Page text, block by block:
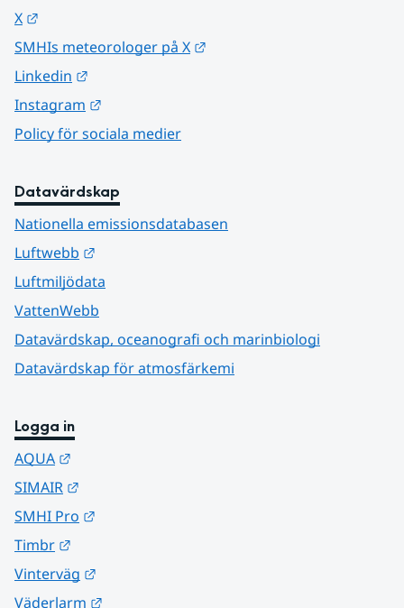
X
SMHIs meteorologer på X
Linkedin
Instagram
Policy för sociala medier
Datavärdskap
Nationella emissionsdatabasen
Luftwebb
Luftmiljödata
VattenWebb
Datavärdskap, oceanografi och marinbiologi
Datavärdskap för atmosfärkemi
Logga in
AQUA
SIMAIR
SMHI Pro
Timbr
Vinterväg
Väderlarm